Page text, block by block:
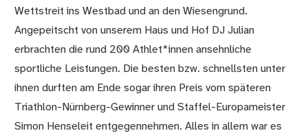
Wettstreit ins Westbad und an den Wiesengrund.
Angepeitscht von unserem Haus und Hof DJ Julian
erbrachten die rund 200 Athlet*innen ansehnliche
sportliche Leistungen. Die besten bzw. schnellsten unter
ihnen durften am Ende sogar ihren Preis vom späteren
Triathlon-Nürnberg-Gewinner und Staffel-Europameister
Simon Henseleit entgegennehmen. Alles in allem war es